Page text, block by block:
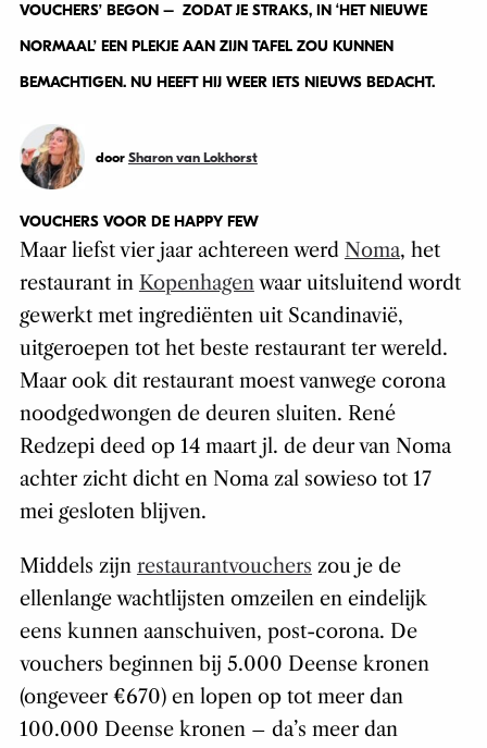
VOUCHERS’ BEGON – ZODAT JE STRAKS, IN ‘HET NIEUWE
NORMAAL’ EEN PLEKJE AAN ZIJN TAFEL ZOU KUNNEN
BEMACHTIGEN. NU HEEFT HIJ WEER IETS NIEUWS BEDACHT.
door Sharon van Lokhorst
VOUCHERS VOOR DE HAPPY FEW
Maar liefst vier jaar achtereen werd Noma, het
restaurant in Kopenhagenwaar uitsluitend wordt
gewerkt met ingrediënten uit Scandinavië,
uitgeroepen tot het beste restaurant ter wereld.
Maar ook dit restaurant moest vanwege corona
noodgedwongen de deuren sluiten. René
Redzepi deed op 14 maart jl. de deur van Noma
achter zicht dicht en Noma zal sowieso tot 17
mei gesloten blijven.
Middels zijn restaurantvouchers zou je de
ellenlange wachtlijsten omzeilen en eindelijk
eens kunnen aanschuiven, post-corona. De
vouchers beginnen bij 5.000 Deense kronen
(ongeveer €670) en lopen op tot meer dan
100.000 Deense kronen – da’s meer dan